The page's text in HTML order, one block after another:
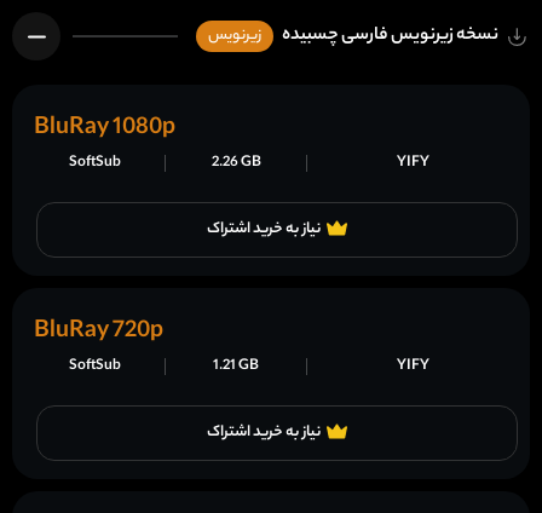
نسخه زیرنویس فارسی چسبیده زیرنویس
نیاز به خرید اشتراک
YIFY
2.26 GB
SoftSub
BluRay 1080p
نیاز به خرید اشتراک
YIFY
1.21 GB
SoftSub
BluRay 720p